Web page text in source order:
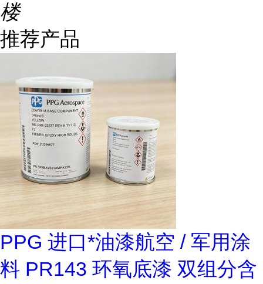
楼
推荐产品
PPG 进口*油漆航空 / 军用涂
料 PR143 环氧底漆 双组分含